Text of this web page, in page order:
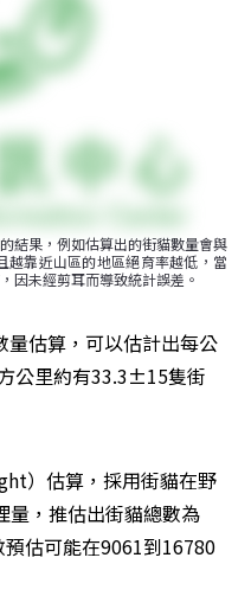
結果，例如估算出的街貓數量會與
越靠近山區的地區絕育率越低，當
因未經剪耳而導致統計誤差。
量估算，可以估計出每公
公里約有33.3±15隻街
）估算，採用街貓在野
量，推估出街貓總數為
估可能在9061到16780